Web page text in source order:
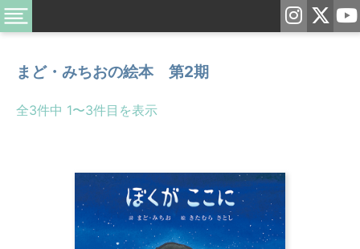
まど・みちおの絵本 第2期
全3件中 1〜3件目を表示